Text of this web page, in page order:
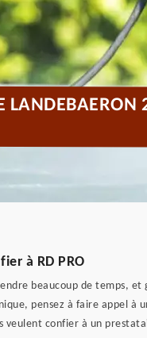
à RD PRO
beaucoup de temps,
pensez à faire appel
veulent confier à un